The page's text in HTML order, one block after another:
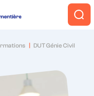
DUT Génie Civil